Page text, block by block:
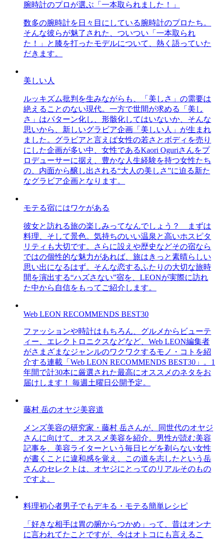
腕時計のプロが選ぶ「一本取られました！」
数多の腕時計を日々目にしている腕時計のプロたち。
そんな彼らが魅了された、ついつい「一本取られ
た！」と膝を打ったモデルについて、熱く語っていた
だきます。
美しい人
ルッキズム批判を生みながらも、「美しさ」の需要は
絶えることのない現代。一方で世間が求める「美し
さ」はパターン化し、形骸化してはいないか、そんな
思いから、新しいグラビア企画「美しい人」が生まれ
ました。グラビアと言えば女性の若さとボディを売り
にした企画が多い中、女性であるKaori Oguriさんをプ
ロデューサーに据え、豊かな人生経験を持つ女性たち
の、内面から醸し出される“大人の美しさ”に迫る新た
なグラビア企画となります。
モテる宿にはワケがある
彼女と訪れる旅の楽しみってなんでしょう？ まずは
料理、そして景色。気持ちのいい温泉と高いホスピタ
リティも大切です。さらに設えや歴史などその宿なら
ではの個性的な魅力があれば、旅はきっと素晴らしい
思い出になるはず。そんな恋するふたりの大切な旅時
間を演出する“ハズさない”宿を、LEONが実際に訪れ
た中から自信をもってご紹介します。
Web LEON RECOMMENDS BEST30
ファッションや時計はもちろん、グルメからビューテ
ィー、エレクトロニクスなどなど、Web LEON編集者
がさまざまなジャンルのワクワクするモノ・コトを紹
介する連載「Web LEON RECOMMENDS BEST30」。1
年間で計30本に厳選された最高にオススメのネタをお
届けします！ 毎週土曜日公開予定。
藤村 岳のオヤジ美容道
メンズ美容の研究家・藤村 岳さんが、同世代のオヤジ
さんに向けて、オススメ美容を紹介。男性が読む美容
記事を、美容ライターという毎日ヒゲを剃らない女性
が書くことに違和感を覚え、この道を志したという岳
さんのセレクトは、オヤジにとってのリアルそのもの
ですよ。
料理初心者男子でもデキる・モテる簡単レシピ
「好きな相手は胃の腑からつかめ」って、昔はオンナ
に言われてたことですが、今はオトコにも言えるこ